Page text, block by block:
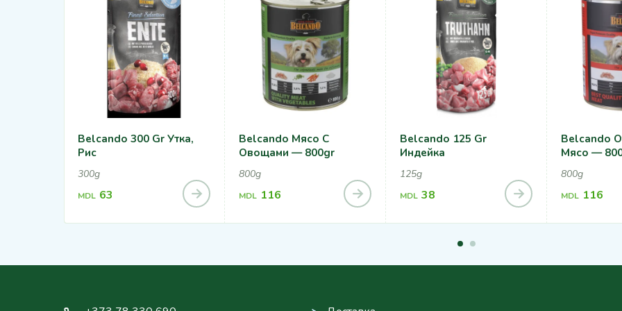
Belcando 300 Gr Утка,
Рис
300g
MDL 63
Belcando Мясо С
Овощами — 800gr
800g
MDL 116
Belcando 125 Gr
Индейка
125g
MDL 38
Belcando
Мясо —
800g
MDL 116